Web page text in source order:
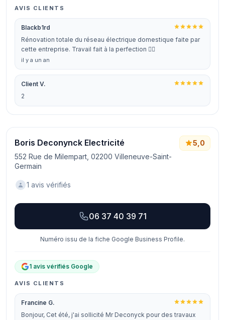
AVIS CLIENTS
Blackb1rd
Rénovation totale du réseau électrique domestique faite par
cette entreprise. Travail fait à la perfection 👍🏼
il y a un an
Client V.
2
Boris Deconynck Electricité
552 Rue de Milempart, 02200 Villeneuve-Saint-
Germain
5,0
1 avis vérifiés
06 37 40 39 71
Numéro issu de la fiche Google Business Profile.
1 avis vérifiés Google
AVIS CLIENTS
Francine G.
Bonjour, Cet été, j'ai sollicité Mr Deconyck pour des travaux